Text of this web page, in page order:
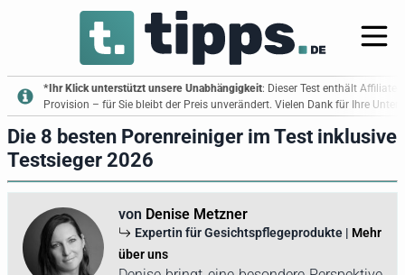
*Ihr Klick unterstützt unsere Unabhängigkeit: Dieser Test enthält
Provision – für Sie bleibt der Preis unverändert. Vielen Dank für Ihre
Die 8 besten Porenreiniger im Test inklusive
Testsieger 2026
von Denise Metzner
Expertin für Gesichtspflegeprodukte | Mehr
über uns